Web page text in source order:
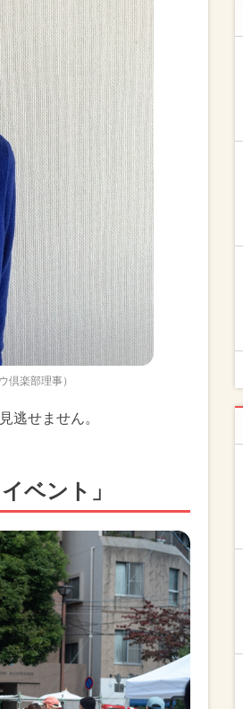
倶楽部理事）
逃せません。
ベント」